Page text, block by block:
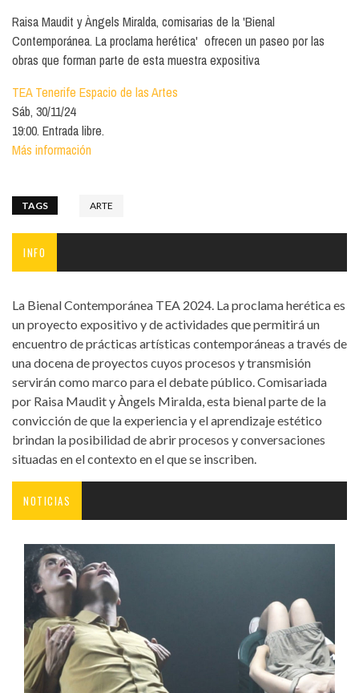
Raisa Maudit y Àngels Miralda, comisarias de la 'Bienal
Contemporánea. La proclama herética' ofrecen un paseo por las
obras que forman parte de esta muestra expositiva
TEA Tenerife Espacio de las Artes
Sáb, 30/11/24
19:00. Entrada libre.
Más información
TAGS ARTE
INFO
La Bienal Contemporánea TEA 2024. La proclama herética es
un proyecto expositivo y de actividades que permitirá un
encuentro de prácticas artísticas contemporáneas a través de
una docena de proyectos cuyos procesos y transmisión
servirán como marco para el debate público. Comisariada
por Raisa Maudit y Àngels Miralda, esta bienal parte de la
convicción de que la experiencia y el aprendizaje estético
brindan la posibilidad de abrir procesos y conversaciones
situadas en el contexto en el que se inscriben.
NOTICIAS